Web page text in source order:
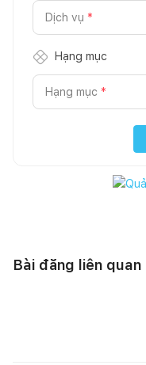
Dịch vụ *
Hạng mục
Hạng mục *
Bài đăng liên quan